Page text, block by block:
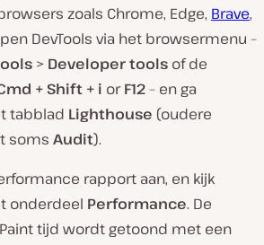
zoals Chrome, Edge, Brave,
DevTools via het browsermenu –
> Developer tools of de
+ Shift + i orF12– en ga
tabblad Lighthouse (oudere
soms Audit).
rapport aan, en kijk
onderdeel Performance. De
tijd wordt getoond met een